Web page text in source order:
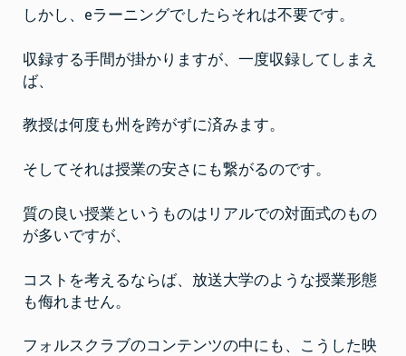
しかし、eラーニングでしたらそれは不要です。
収録する手間が掛かりますが、一度収録してしまえ
ば、
教授は何度も州を跨がずに済みます。
そしてそれは授業の安さにも繋がるのです。
質の良い授業というものはリアルでの対面式のもの
が多いですが、
コストを考えるならば、放送大学のような授業形態
も侮れません。
フォルスクラブのコンテンツの中にも、こうした映